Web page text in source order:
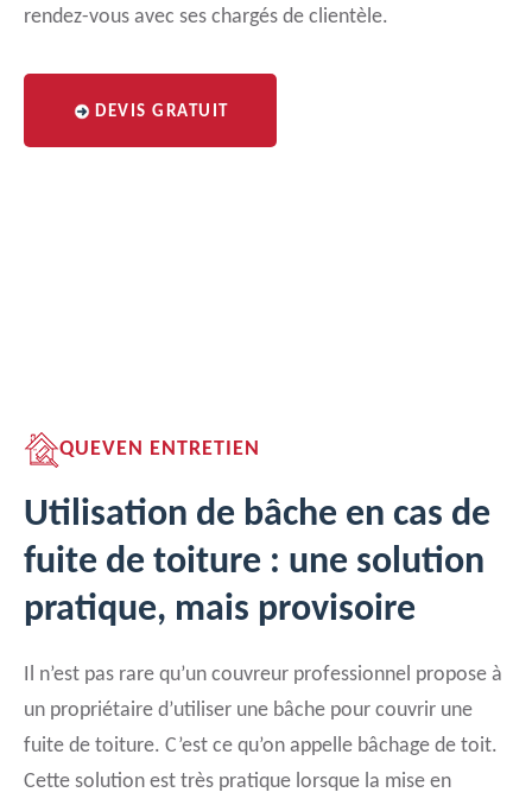
rendez-vous avec ses chargés de clientèle.
DEVIS GRATUIT
QUEVEN ENTRETIEN
Utilisation de bâche en cas de
fuite de toiture : une solution
pratique, mais provisoire
Il n’est pas rare qu’un couvreur professionnel propose à
un propriétaire d’utiliser une bâche pour couvrir une
fuite de toiture. C’est ce qu’on appelle bâchage de toit.
Cette solution est très pratique lorsque la mise en